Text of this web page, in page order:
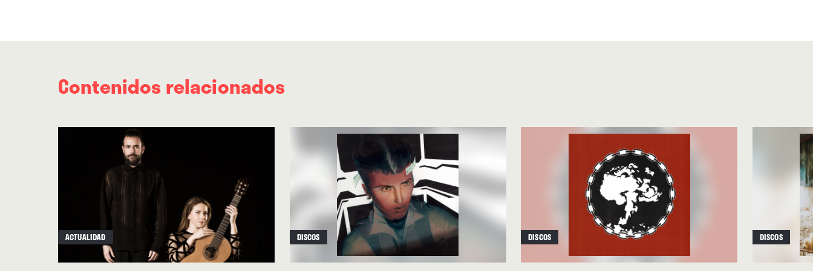
más movidas con elementos de shoegaze expansivo, vía que prosiguió en
presente también en“Sometimes I Think About Dead”o en“The Beach”,
donde podemos apreciar la exquisitez de Winter en su comunión entre
eléctricas cristalinas, pespuntes shoegazer ululantes y guitarras acústicas.
Destaca en este ramo de canciones redondas uno de los momentos más
delicados del disco, ahondando en su venadreamy “Without You”, donde
unos versos en portugués hacen ineludible un poso gracias al que Winter
brilla entre el pelotón de nuevosshoegazers-dreampoppers : las raíces
Contenidos relacionados
ACTUALIDAD DISCOS DISCOS DISCOS